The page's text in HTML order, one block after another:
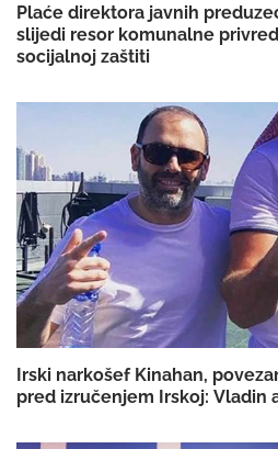
Plaće direktora javnih
slijedi resor komunalne
socijalnoj zaštiti
Irski narkošef Kinahan,
pred izručenjem Irskoj: Vladin